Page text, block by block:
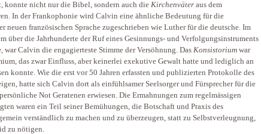
konnte nicht nur die Bibel, sondern auch die Kirchenväter aus dem
In der Frankophonie wird Calvin eine ähnliche Bedeutung für die
neuen französischen Sprache zugeschrieben wie Luther für die deutsche. Im
über die Jahrhunderte der Ruf eines Gesinnungs- und Verfolgungsinstruments
war Calvin die engagierteste Stimme der Versöhnung. Das Konsistorium war
das zwar Einfluss, aber keinerlei exekutive Gewalt hatte und lediglich an
konnte. Wie die erst vor 50 Jahren erfassten und publizierten Protokolle des
hatte sich Calvin dort als einfühlsamer Seelsorger und Fürsprecher für die
Not Geratenen erwiesen. Die Ermahnungen zum regelmässigen
waren ein Teil seiner Bemühungen, die Botschaft und Praxis des
verständlich zu machen und zu überzeugen, statt zu Selbstverleugnung,
zu nötigen.